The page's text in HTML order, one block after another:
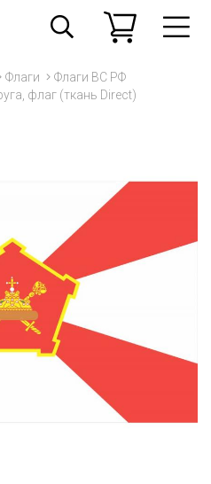
Флаги
Флаги ВС РФ
флаг (ткань Direсt)